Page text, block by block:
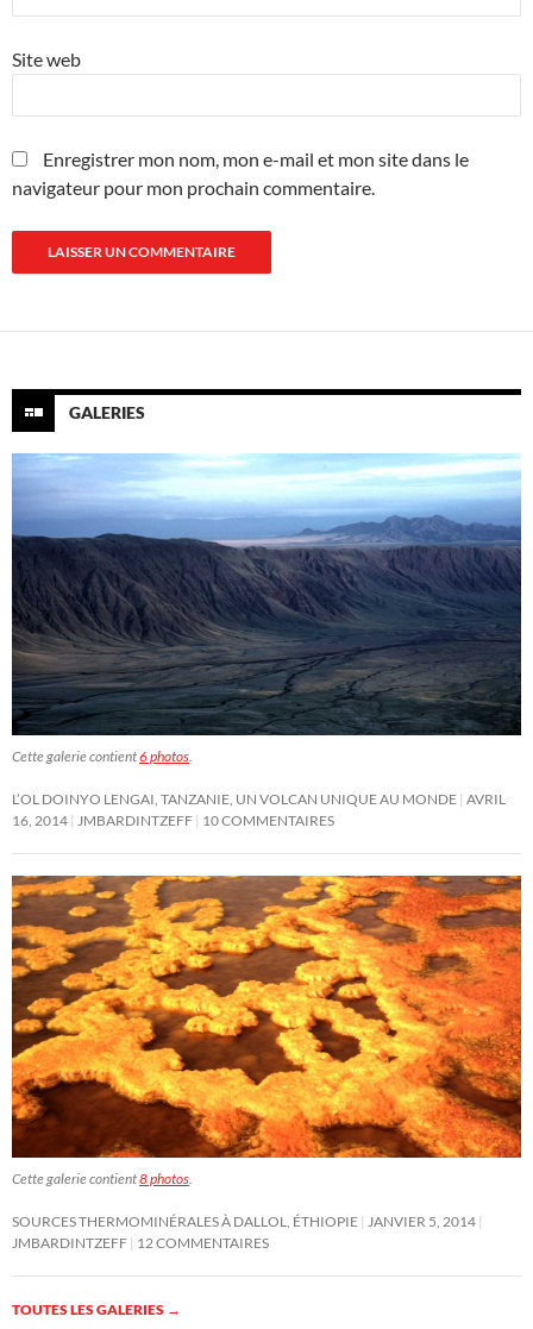
Site web
Enregistrer mon nom, mon e-mail et mon site dans le
navigateur pour mon prochain commentaire.
GALERIES
Cette galerie contient6 photos
L’OL DOINYO LENGAI, TANZANIE, UN VOLCAN UNIQUE AU MONDE AVRIL
16, 2014
JMBARDINTZEFF 10 COMMENTAIRES
Cette galerie contient8 photos
SOURCES THERMOMINÉRALES À DALLOL, ÉTHIOPIE
JANVIER 5, 2014
JMBARDINTZEFF 12 COMMENTAIRES
TOUTES LES GALERIES →